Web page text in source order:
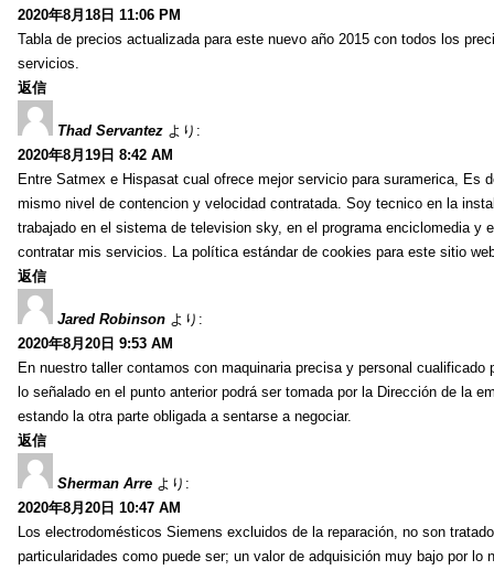
2020年8月18日 11:06 PM
Tabla de precios actualizada para este nuevo año 2015 con todos los
servicios.
返信
Thad Servantez より:
2020年8月19日 8:42 AM
Entre Satmex e Hispasat cual ofrece mejor servicio para suramerica, Es
mismo nivel de contencion y velocidad contratada. Soy tecnico en la
trabajado en el sistema de television sky, en el programa enciclomedia y
contratar mis servicios. La política estándar de cookies para este sitio
返信
Jared Robinson より:
2020年8月20日 9:53 AM
En nuestro taller contamos con maquinaria precisa y personal
lo señalado en el punto anterior podrá ser tomada por la Dirección de la
estando la otra parte obligada a sentarse a negociar.
返信
Sherman Arre より:
2020年8月20日 10:47 AM
Los electrodomésticos Siemens excluidos de la reparación, no son
particularidades como puede ser; un valor de adquisición muy bajo por